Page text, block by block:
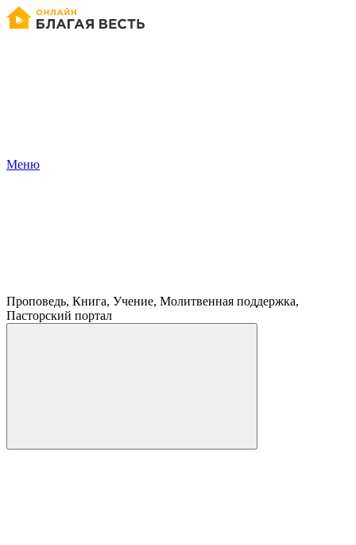
Меню
Проповедь, Книга, Учение, Молитвенная поддержка,
Пасторский портал